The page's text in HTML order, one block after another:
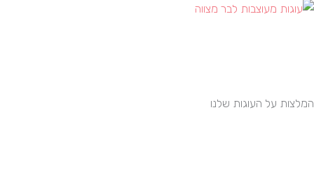
המלצות על העוגות שלנו